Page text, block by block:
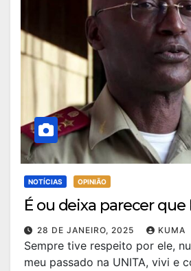
NOTÍCIAS OPINIÃO
É ou deixa parecer que
28 DE JANEIRO, 2025 KUMA
Sempre tive respeito por ele,
meu passado na UNITA, vivi e